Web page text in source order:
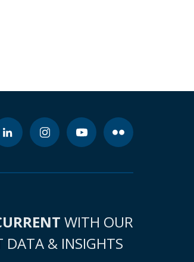
WITH OUR
DATA & INSIGHTS